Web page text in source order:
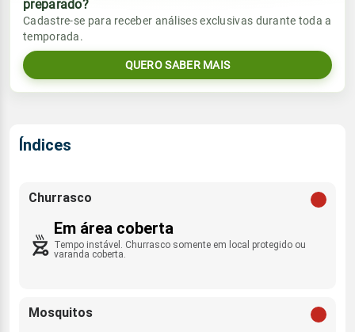
Umidade do ar
90% 100%
Rajada de vento
Sol
07:02h às 18:08h
Lua
Chuva
34.6mm
Umidade do ar
Vento
E - 13km/h
Rajada de vento
Sol
preparado?
Cadastre-se para receber análises exclusivas durante toda a
temporada.
QUERO SABER MAIS
Índices
Churrasco
Em área coberta
Tempo instável. Churrasco somente em local protegido ou
varanda coberta.
Mosquitos